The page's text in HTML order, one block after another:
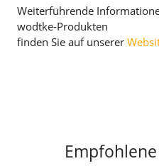
Weiterführende
wodtke-Produkten
finden Sie auf unserer